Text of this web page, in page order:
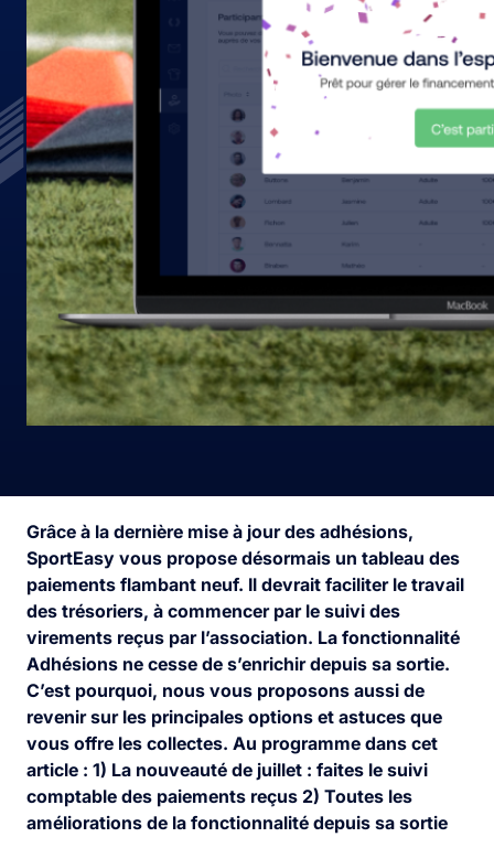
Grâce à la dernière mise à jour des adhésions,
SportEasy vous propose désormais un tableau des
paiements flambant neuf. Il devrait faciliter le travail
des trésoriers, à commencer par le suivi des
virements reçus par l’association. La fonctionnalité
Adhésions ne cesse de s’enrichir depuis sa sortie.
C’est pourquoi, nous vous proposons aussi de
revenir sur les principales options et astuces que
vous offre les collectes. Au programme dans cet
article : 1) La nouveauté de juillet : faites le suivi
comptable des paiements reçus 2) Toutes les
améliorations de la fonctionnalité depuis sa sortie